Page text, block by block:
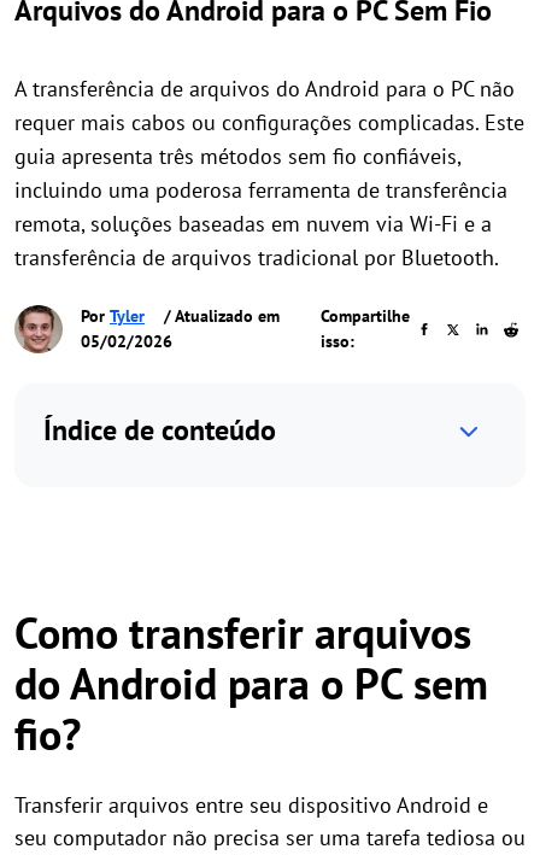
Arquivos do Android para o PC Sem Fio
A transferência de arquivos do Android para o PC não
requer mais cabos ou configurações complicadas. Este
guia apresenta três métodos sem fio confiáveis,
incluindo uma poderosa ferramenta de transferência
remota, soluções baseadas em nuvem via Wi-Fi e a
transferência de arquivos tradicional por Bluetooth.
Por Tyler
/ Atualizado em
05/02/2026
Compartilhe
isso:
Índice de conteúdo
Como transferir arquivos
do Android para o PC sem
fio?
Transferir arquivos entre seu dispositivo Android e
seu computador não precisa ser uma tarefa tediosa ou